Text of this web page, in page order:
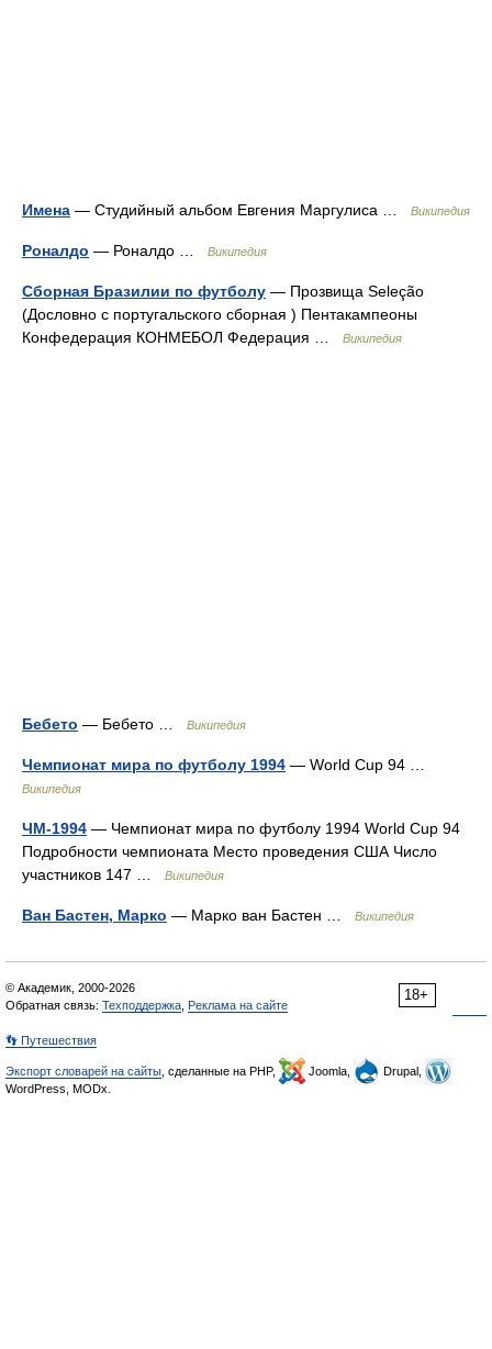
Имена — Студийный альбом Евгения Маргулиса … Википедия
Роналдо — Роналдо … Википедия
Сборная Бразилии по футболу — Прозвища Seleção
(Дословно с португальского сборная ) Пентакампеоны
Конфедерация КОНМЕБОЛ Федерация …
Википедия
Бебето — Бебето … Википедия
Чемпионат мира по футболу 1994 — World Cup 94 …
Википедия
ЧМ-1994 — Чемпионат мира по футболу 1994 World Cup 94
Подробности чемпионата Место проведения США Число
участников 147 …
Википедия
Ван Бастен, Марко — Марко ван Бастен … Википедия
18+
© Академик, 2000-2026
Обратная связь: Техподдержка Реклама на сайте
👣 Путешествия
Экспорт словарей на сайты , сделанные на PHP, Joomla,
Drupal,
WordPress, MODx.